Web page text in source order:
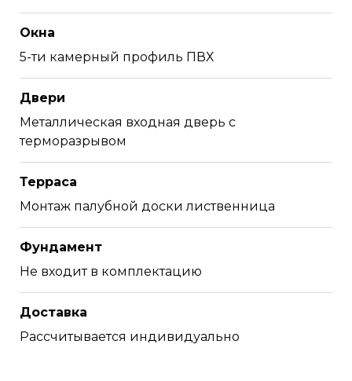
Окна
5-ти камерный профиль ПВХ
Двери
Металлическая входная дверь c
терморазрывом
Терраса
Монтаж палубной доски лиственница
Фундамент
Не входит в комплектацию
Доставка
Рассчитывается индивидуально